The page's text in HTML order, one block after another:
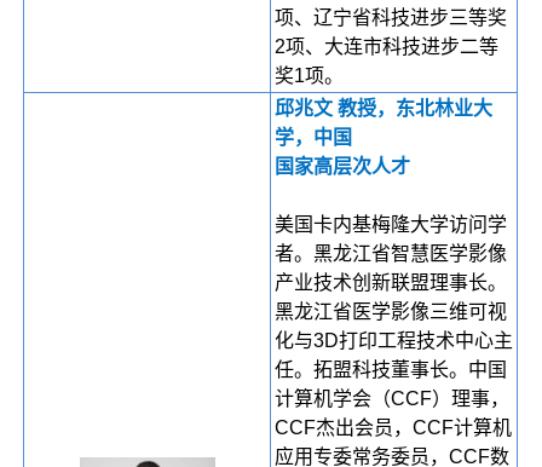
项、辽宁省科技进步三等奖
2项、大连市科技进步二等
奖1项。
邱兆文 教授，东北林业大
学，中国
国家高层次人才
美国卡内基梅隆大学访问学
者。黑龙江省智慧医学影像
产业技术创新联盟理事长。
黑龙江省医学影像三维可视
化与3D打印工程技术中心主
任。拓盟科技董事长。中国
计算机学会（CCF）理事，
CCF杰出会员，CCF计算机
应用专委常务委员，CCF数